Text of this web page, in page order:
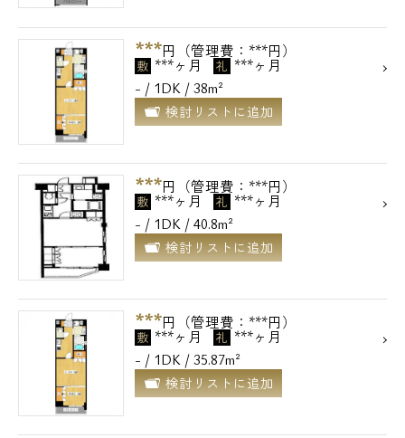
***円（管理費：***円）
敷 ***ヶ月 礼 ***ヶ月
- / 1DK / 38m²
検討リストに追加
***円（管理費：***円）
敷 ***ヶ月 礼 ***ヶ月
- / 1DK / 40.8m²
検討リストに追加
***円（管理費：***円）
敷 ***ヶ月 礼 ***ヶ月
- / 1DK / 35.87m²
検討リストに追加